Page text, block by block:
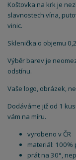
Koštovka na krk je
slavnostech vína,
vinic.
Sklenička o objemu
Výběr barev je
odstínu.
Vaše logo, obrázek,
Dodáváme již od 1
vám na míru.
vyrobeno v ČR
materiál: 100%
prát na 30°,